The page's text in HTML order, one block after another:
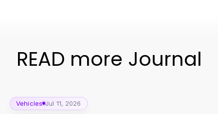
READ more Journal
Vehicles Jul 11, 2026